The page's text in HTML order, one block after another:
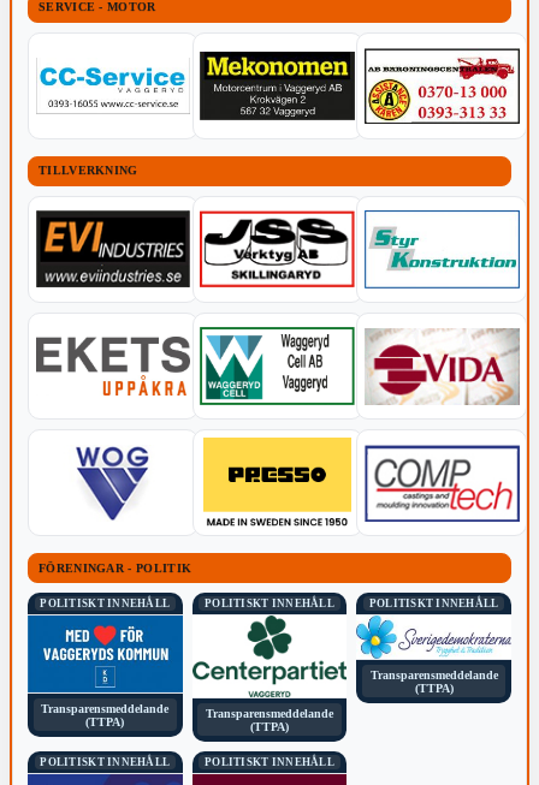
SERVICE - MOTOR
TILLVERKNING
FÖRENINGAR - POLITIK
POLITISKT INNEHÅLL
Transparensmeddelande
(TTPA)
POLITISKT INNEHÅLL
Transparensmeddelande
(TTPA)
POLITISKT INNEHÅLL
Transparensmeddelande
(TTPA)
POLITISKT INNEHÅLL POLITISKT INNEHÅLL